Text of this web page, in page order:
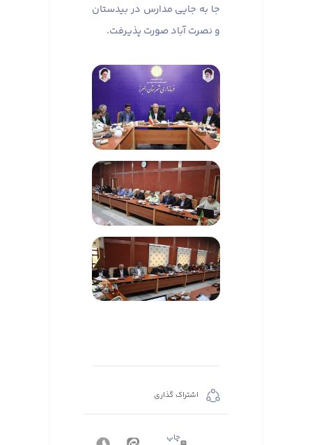
جا به جایی مدارس در بیدستان
و نصرت آباد صورت پذیرفت.
اشتراک گذاری
چاپ